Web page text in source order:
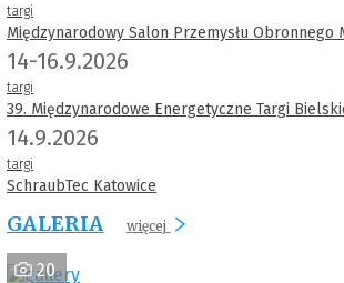
targi
Międzynarodowy Salon Przemysłu Obronnego
14-16.9.2026
targi
39. Międzynarodowe Energetyczne Targi
14.9.2026
targi
SchraubTec Katowice
GALERIA więcej
20